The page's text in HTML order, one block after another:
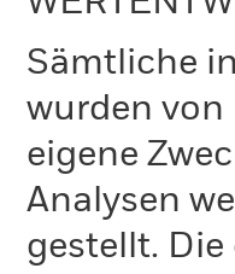
Sämtliche
wurden
eigene
Analysen
gestellt.